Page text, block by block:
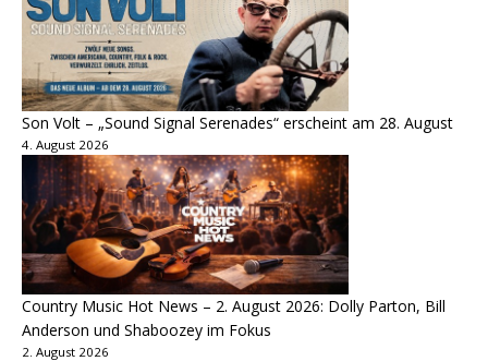
Son Volt – „Sound Signal Serenades“ erscheint am 28. August
4. August 2026
Country Music Hot News – 2. August 2026: Dolly Parton, Bill
Anderson und Shaboozey im Fokus
2. August 2026